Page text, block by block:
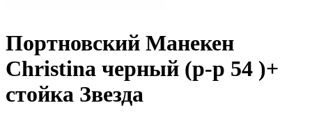
Портновский Манекен
Christina черный (р-р 54 )+
стойка Звезда